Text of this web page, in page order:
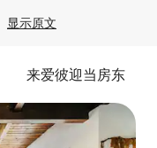
显示原文
来爱彼迎当房东